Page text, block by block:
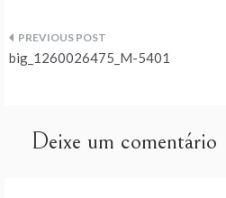
Navegação
artigos
big_1260026475_M-5401
Deixe um comentário